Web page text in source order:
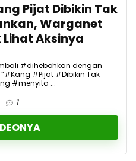
Pijat Dibikin Tak
Warganet
Aksinya
#dihebohkan dengan
#Pijat #Dibikin Tak
#menyita ...
1